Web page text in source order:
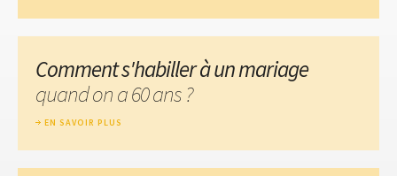
Comment s'habiller à un mariage
quand on a 60 ans ?
EN SAVOIR PLUS